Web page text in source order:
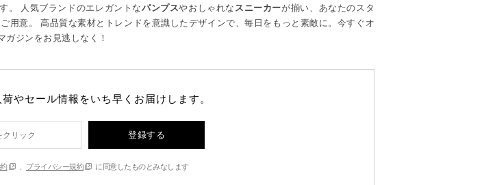
。 人気ブランドのエレガントなパンプスやおしゃれな スニーカーが揃い、あなたのスタ
用意。 高品質な素材とトレンドを意識したデザインで、毎日をもっと素敵に。今すぐオ
ジンをお見逃しなく！
やセール情報をいち早くお届けします。
登録する
プライバシー規約 に同意したものとみなします